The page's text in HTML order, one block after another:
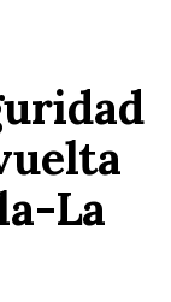
La